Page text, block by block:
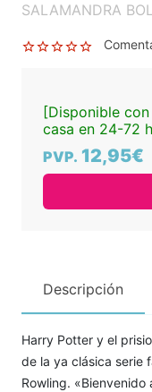
SALAMANDRA
[Disponible
casa en 24-72
PVP. 12,95€
Descripción
Harry Potter y el
de la ya clásica serie
Rowling.